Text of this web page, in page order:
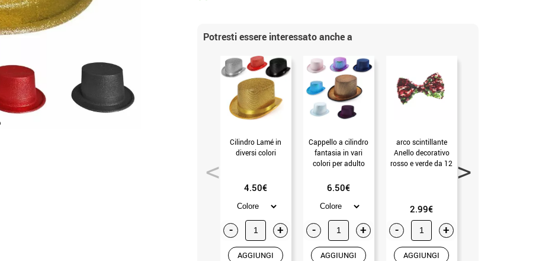
Potresti essere interessato anche a
Cilindro Lamé in
diversi colori
4.50€
- +
AGGIUNGI
Cappello a cilindro
fantasia in vari
colori per adulto
6.50€
- +
AGGIUNGI
arco scintillante
Anello decorativo
rosso e verde da 12
2.99€
- +
AGGIUNGI